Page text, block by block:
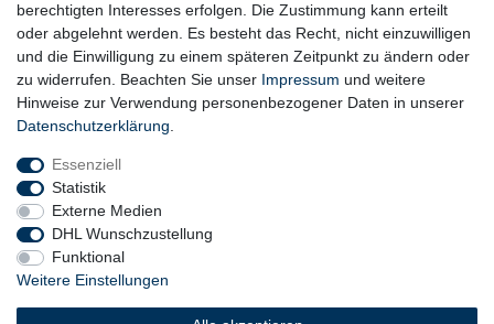
Widerrufs­recht
berechtigten Interesses erfolgen. Die Zustimmung kann erteilt
oder abgelehnt werden. Es besteht das Recht, nicht einzuwilligen
und die Einwilligung zu einem späteren Zeitpunkt zu ändern oder
zu widerrufen. Beachten Sie unser Impressum und weitere
Hinweise zur Verwendung personenbezogener Daten in unserer
Daten­schutz­erklärung
Essenziell
Statistik
Externe Medien
DHL Wunschzustellung
Funktional
Weitere Einstellungen